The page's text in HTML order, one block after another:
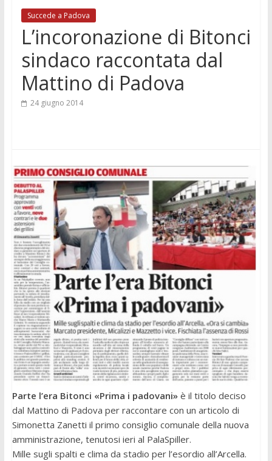
Succede a Padova
L’incoronazione di Bitonci
sindaco raccontata dal
Mattino di Padova
24 giugno 2014
Parte l’era Bitonci «Prima i padovani» è il titolo deciso
dal Mattino di Padova per raccontare con un articolo di
Simonetta Zanetti il primo consiglio comunale della nuova
amministrazione, tenutosi ieri al PalaSpiller.
Mille sugli spalti e clima da stadio per l’esordio all’Arcella.